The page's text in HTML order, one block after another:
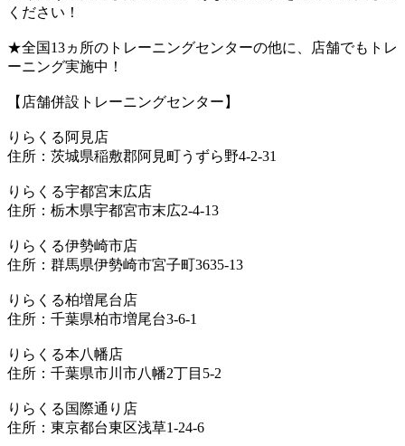
ください！
★全国13ヵ所のトレーニングセンターの他に、店舗でもトレ
ーニング実施中！
【店舗併設トレーニングセンター】
りらくる阿見店
住所：茨城県稲敷郡阿見町うずら野4-2-31
りらくる宇都宮末広店
住所：栃木県宇都宮市末広2-4-13
りらくる伊勢崎市店
住所：群馬県伊勢崎市宮子町3635-13
りらくる柏増尾台店
住所：千葉県柏市増尾台3-6-1
りらくる本八幡店
住所：千葉県市川市八幡2丁目5-2
りらくる国際通り店
住所：東京都台東区浅草1-24-6